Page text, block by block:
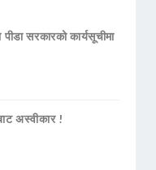
पीडा सरकारको कार्यसूचीमा
अस्वीकार !